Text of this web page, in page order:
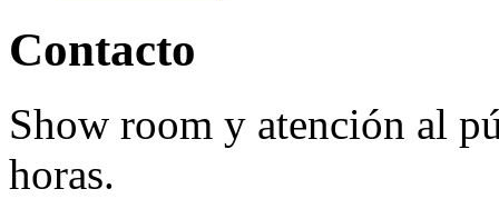
Contacto
Show room y atención al
horas.